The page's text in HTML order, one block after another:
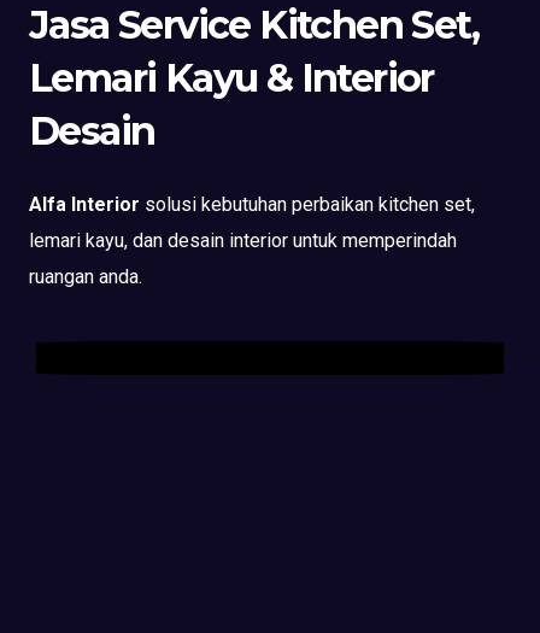
Jasa Service Kitchen Set,
Lemari Kayu & Interior
Desain
Alfa Interior solusi kebutuhan perbaikan kitchen set,
lemari kayu, dan desain interior untuk memperindah
ruangan anda.